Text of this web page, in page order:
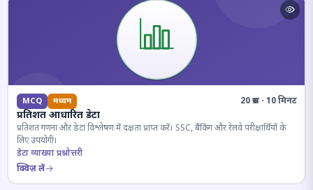
MCQ मध्यम 20 प्रश्न · 10 मिनट
प्रतिशत आधारित डेटा
प्रतिशत गणना और डेटा विश्लेषण में दक्षता प्राप्त करें। SSC, बैंकिंग और रेलवे परीक्षार्थियों के
लिए उपयोगी।
डेटा व्याख्या प्रश्नोत्तरी
क्विज़ लें